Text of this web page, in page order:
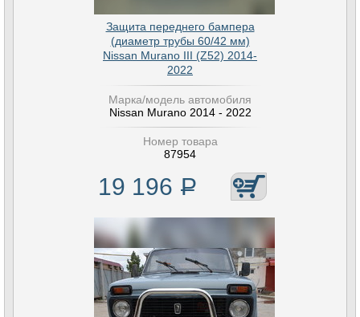
Защита переднего бампера
(диаметр трубы 60/42 мм)
Nissan Murano III (Z52) 2014-
2022
Марка/модель автомобиля
Nissan Murano 2014 - 2022
Номер товара
87954
19 196 Р